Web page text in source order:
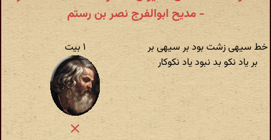
- مدیح ابوالفرج نصر بن رستم
خط سیهی زشت بود بر سیهی بر
بر یاد نکو بد نبود یاد نکوکار
۱ بیت